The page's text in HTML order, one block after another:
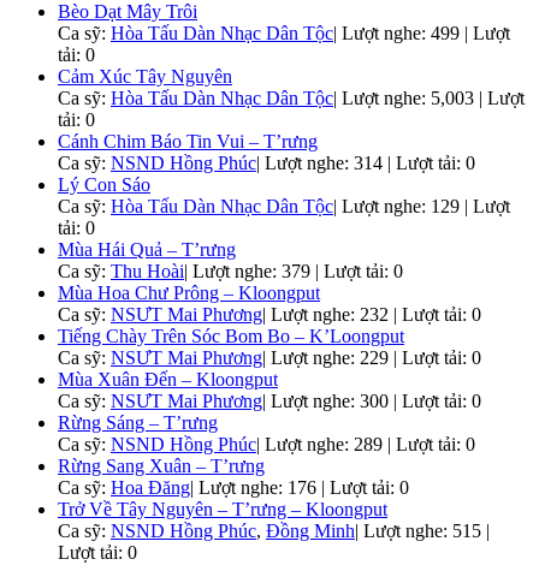
Bèo Dạt Mây Trôi
Ca sỹ: Hòa Tấu Dàn Nhạc Dân Tộc| Lượt nghe: 499 | Lượt
tải: 0
Cảm Xúc Tây Nguyên
Ca sỹ: Hòa Tấu Dàn Nhạc Dân Tộc| Lượt nghe: 5,003 | Lượt
tải: 0
Cánh Chim Báo Tin Vui – T’rưng
Ca sỹ: NSND Hồng Phúc| Lượt nghe: 314 | Lượt tải: 0
Lý Con Sáo
Ca sỹ: Hòa Tấu Dàn Nhạc Dân Tộc| Lượt nghe: 129 | Lượt
tải: 0
Mùa Hái Quả – T’rưng
Ca sỹ: Thu Hoài| Lượt nghe: 379 | Lượt tải: 0
Mùa Hoa Chư Prông – Kloongput
Ca sỹ: NSƯT Mai Phương| Lượt nghe: 232 | Lượt tải: 0
Tiếng Chày Trên Sóc Bom Bo – K’Loongput
Ca sỹ: NSƯT Mai Phương| Lượt nghe: 229 | Lượt tải: 0
Mùa Xuân Đến – Kloongput
Ca sỹ: NSƯT Mai Phương| Lượt nghe: 300 | Lượt tải: 0
Rừng Sáng – T’rưng
Ca sỹ: NSND Hồng Phúc| Lượt nghe: 289 | Lượt tải: 0
Rừng Sang Xuân – T’rưng
Ca sỹ: Hoa Đăng| Lượt nghe: 176 | Lượt tải: 0
Trở Về Tây Nguyên – T’rưng – Kloongput
Ca sỹ: NSND Hồng Phúc, Đồng Minh| Lượt nghe: 515 |
Lượt tải: 0